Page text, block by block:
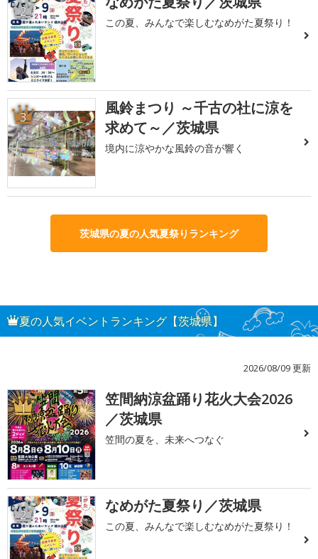
2
この夏、みんなで楽しむなめがた夏祭り！
3
風鈴まつり ～千古の社に涼を
求めて～／茨城県
境内に涼やかな風鈴の音が響く
茨城県の夏の人気夏祭りランキング
夏の人気イベントランキング【茨城県】
2026/08/09 更新
1
笠間納涼盆踊り花火大会2026
／茨城県
笠間の夏を、未来へつなぐ
2 なめがた夏祭り／茨城県
この夏、みんなで楽しむなめがた夏祭り！